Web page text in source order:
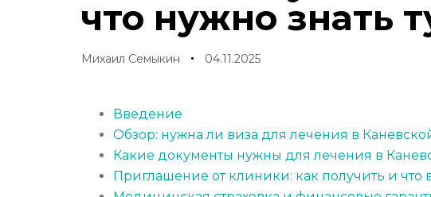
что нужно знать
Михаил Семыкин 04.11.2025
Введение
Обзор: нужна ли виза для лечения в
Какие документы нужны для лечения в
Приглашение от клиники: как получить и что